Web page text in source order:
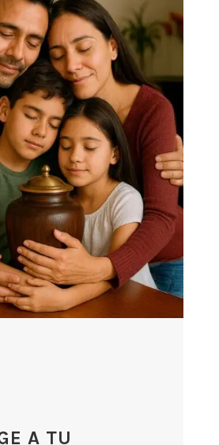
A TU